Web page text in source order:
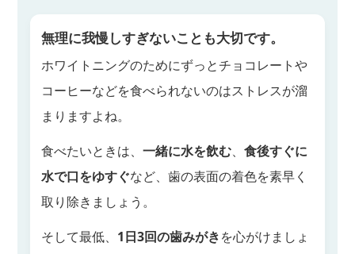
無理に我慢しすぎないことも大切です。
ホワイトニングのためにずっとチョコレートや
コーヒーなどを食べられないのはストレスが溜
まりますよね。
食べたいときは、一緒に水を飲む、食後すぐに
水で口をゆすぐなど、歯の表面の着色を素早く
取り除きましょう。
そして最低、 1日3回の歯みがきを心がけましょ